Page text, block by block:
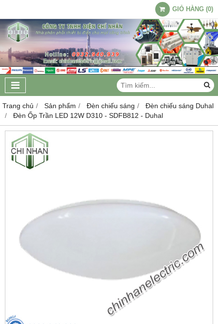
GIỎ HÀNG (0)
Trang chủ Sản phẩm Đèn chiếu sáng
Đèn chiếu sáng Duhal
Đèn Ốp Trần LED 12W D310 - SDFB812 - Duhal